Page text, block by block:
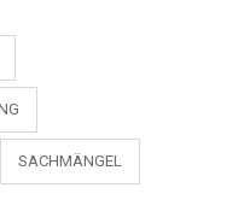
SACHMÄNGEL